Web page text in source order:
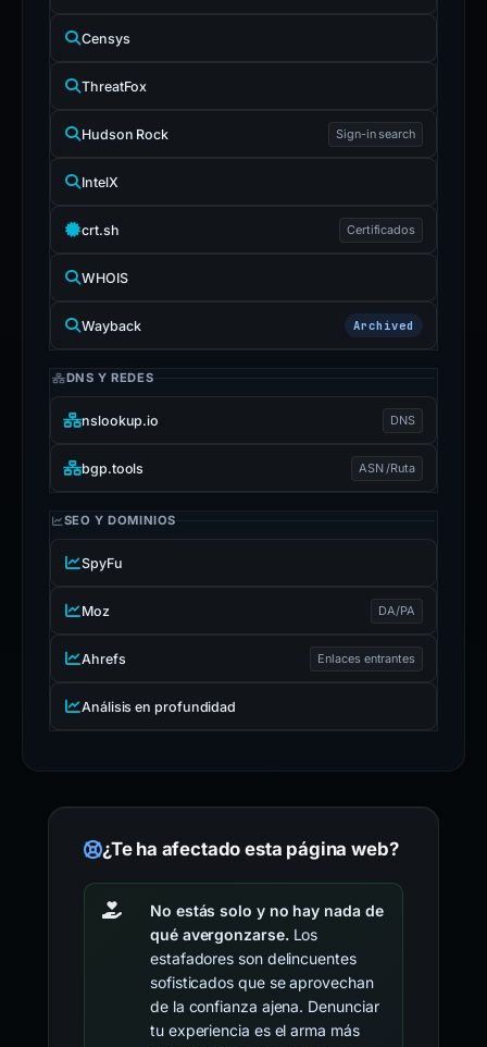
Censys
ThreatFox
Hudson Rock Sign-in search
IntelX
crt.sh Certificados
WHOIS
Wayback Archived
DNS Y REDES
nslookup.io DNS
bgp.tools ASN /Ruta
SEO Y DOMINIOS
SpyFu
Moz DA/PA
Ahrefs Enlaces entrantes
Análisis en profundidad
¿Te ha afectado esta página web?
No estás solo y no hay nada de
qué avergonzarse.Los
estafadores son delincuentes
sofisticados que se aprovechan
de la confianza ajena. Denunciar
tu experiencia es el arma más